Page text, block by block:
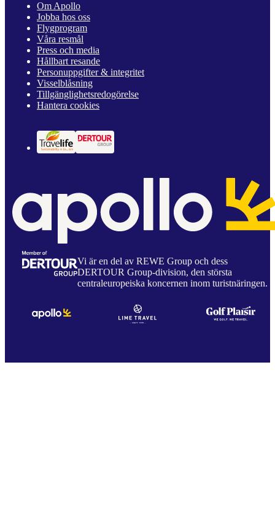
Om Apollo
Jobba hos oss
Flygprogram
Våra resmål
Press och media
Hållbart resande
Personuppgifter & integritet
Visselblåsning
Tillgänglighetsredogörelse
Hantera cookies
Vi är en del av REWE Group och dess
DERTOUR Group-division, den största
centraleuropeiska koncernen inom turistnäringen.